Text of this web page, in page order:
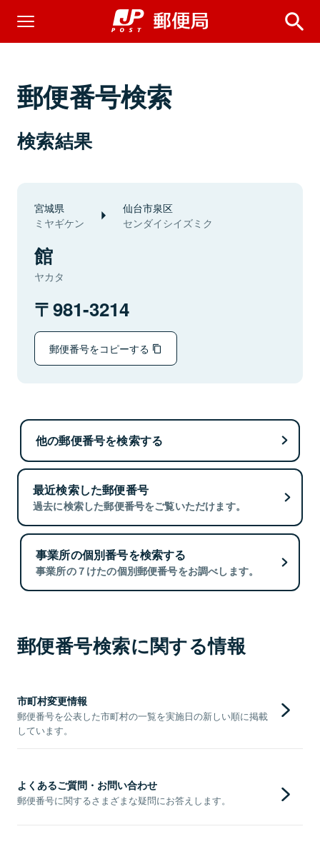
郵便番号検索
検索結果
宮城県
ミヤギケン
仙台市泉区
センダイシイズミク
館
ヤカタ
981-3214
郵便番号をコピーする
他の郵便番号を検索する
最近検索した郵便番号
過去に検索した郵便番号をご覧いただけます。
事業所の個別番号を検索する
事業所の７けたの個別郵便番号をお調べします。
郵便番号検索に関する情報
市町村変更情報
郵便番号を公表した市町村の一覧を実施日の新しい順に掲載
しています。
よくあるご質問・お問い合わせ
郵便番号に関するさまざまな疑問にお答えします。